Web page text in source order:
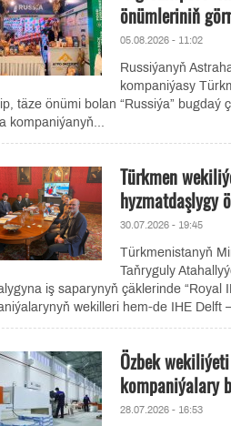
önümleriniň
05.08.2026 - 11:02
Russiýanyň
kompaniýasy
täze önümi bolan “Russiýa” bugdaý
kompaniýanyň...
Türkmen
hyzmatdaşlygy
30.07.2026 - 19:45
Türkmenistanyň
Taňryguly
iş saparynyň çäklerinde “Royal
wekilleri hem-de IHE Delft
Özbek
kompaniýalary
28.07.2026 - 16:53